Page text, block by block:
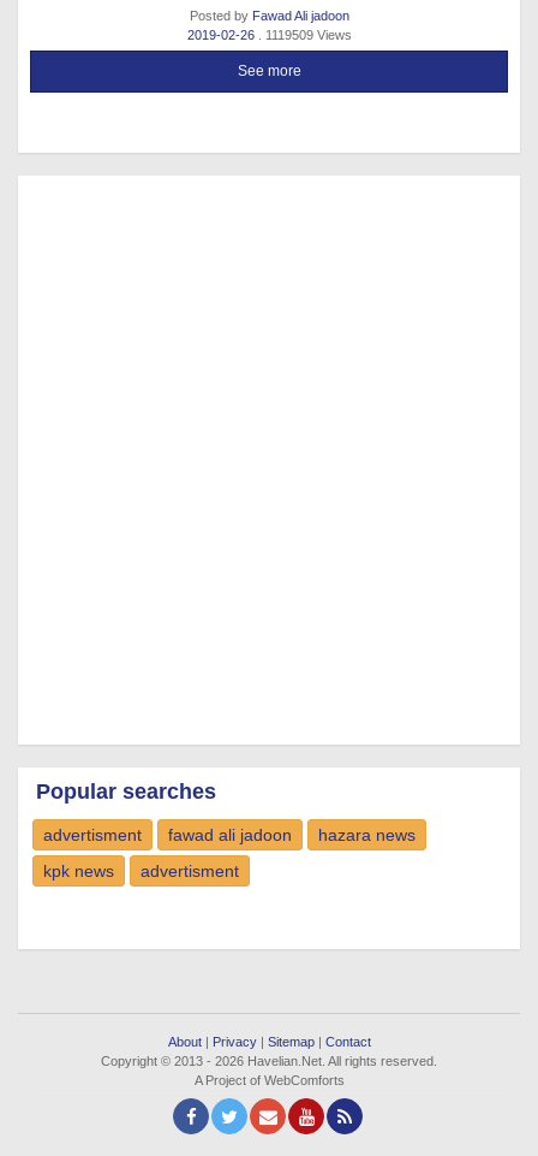
Posted by Fawad Ali jadoon
2019-02-26
. 1119509 Views
See more
Popular searches
advertisment fawad ali jadoon
hazara news
kpk news
advertisment
About| Privacy| Sitemap| Contact
Copyright © 2013 - 2026 Havelian.Net. All rights reserved.
A Project of WebComforts